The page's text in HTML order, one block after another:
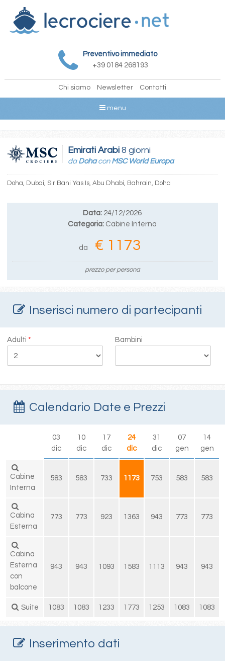
Preventivo immediato
+39 0184 268193
Chi siamo Newsletter Contatti
menu
Emirati Arabi8 giorni
da Dohacon MSC World Europa
Doha, Dubai, Sir Bani Yas Is, Abu Dhabi, Bahrain, Doha
Data: 24/12/2026
Categoria: Cabine Interna
da € 1173
prezzo per persona
Inserisci numero di partecipanti
Adulti* Bambini
Calendario Date e Prezzi
03
dic
10
dic
17
dic
24
dic
31
dic
07
gen
14
gen
Cabine
Interna
583 583 733 1173 753 583 583
Cabina
Esterna
773 773 923 1363 943 773 773
Cabina
Esterna
con
balcone
943 943 1093 1583 1113 943 943
Suite 1083 1083 1233 1773 1253 1083 1083
Inserimento dati